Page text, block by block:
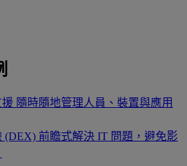
援 隨時隨地管理人員、裝置與應用
(DEX) 前瞻式解決 IT 問題，避免影